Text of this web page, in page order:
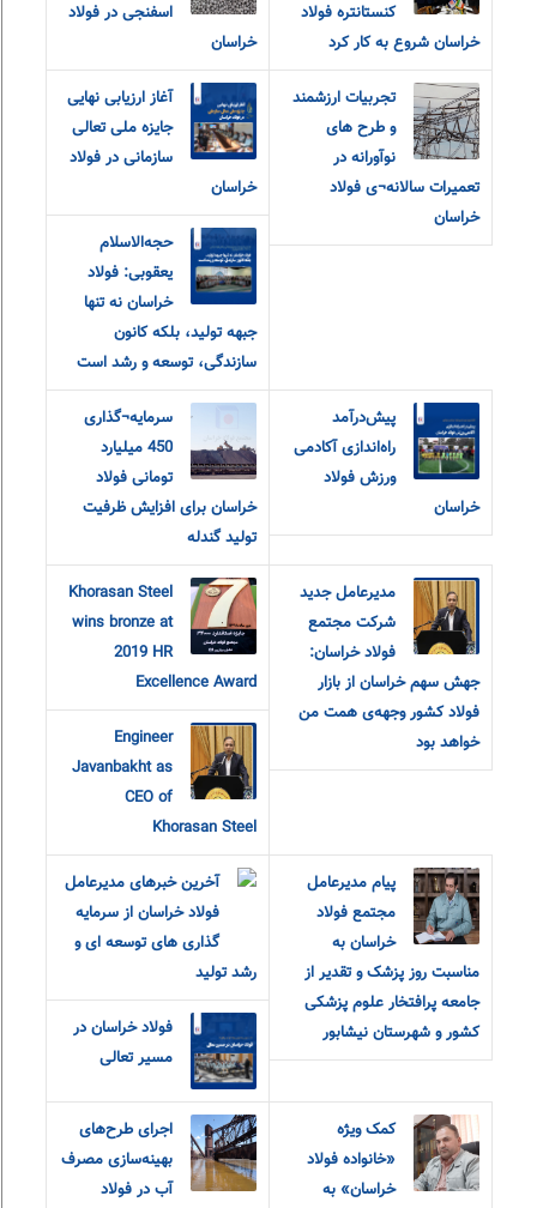
کنستانتره فولاد
خراسان شروع به کار کرد
اسفنجی در فولاد
خراسان
تجربیات ارزشمند
و طرح های
نوآورانه در
تعمیرات سالانه¬ی فولاد
خراسان
آغاز ارزیابی نهایی
جایزه ملی تعالی
سازمانی در فولاد
خراسان
حجه‌الاسلام
یعقوبی: فولاد
خراسان نه تنها
جبهه تولید، بلکه کانون
سازندگی، توسعه و رشد است
پیش‌درآمد
راه‌اندازی آکادمی
ورزش فولاد
خراسان
سرمایه¬گذاری
450 میلیارد
تومانی فولاد
خراسان برای افزایش ظرفیت
تولید گندله
مدیرعامل جدید
شرکت مجتمع
فولاد خراسان:
جهش سهم خراسان از بازار
فولاد کشور وجهه‌ی همت من
خواهد بود
Khorasan Steel
wins bronze at
2019 HR
Excellence Award
Engineer
Javanbakht as
CEO of
Khorasan Steel
پیام مدیرعامل
مجتمع فولاد
خراسان به
مناسبت روز پزشک و تقدیر از
جامعه پرافتخار علوم پزشکی
کشور و شهرستان نیشابور
آخرین خبرهای مدیرعامل
فولاد خراسان از سرمایه
گذاری های توسعه ای و
رشد تولید
فولاد خراسان در
مسیر تعالی
کمک ویژه
«خانواده فولاد
خراسان» به
اجرای طرح‌های
بهینه‌سازی مصرف
آب در فولاد